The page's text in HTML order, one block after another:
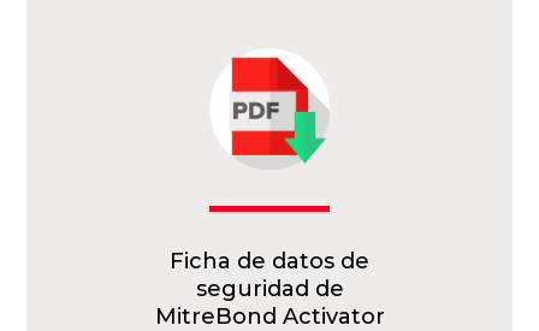
Ficha de datos de
seguridad de
MitreBond Activator